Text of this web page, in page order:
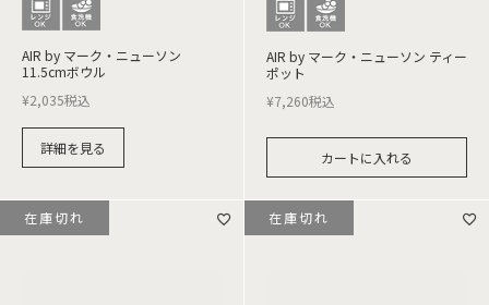
AIR by マーク・ニューソン
11.5cmボウル
¥2,035税込
詳細を見る
AIR by マーク・ニューソン ティー
ポット
¥7,260税込
カートに入れる
在庫切れ 在庫切れ